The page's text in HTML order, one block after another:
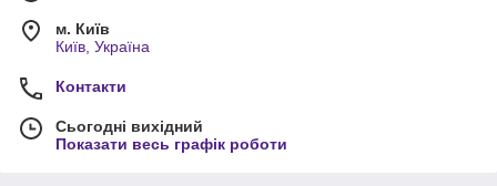
м. Київ
Київ, Україна
Контакти
Сьогодні вихідний
Показати весь графік роботи